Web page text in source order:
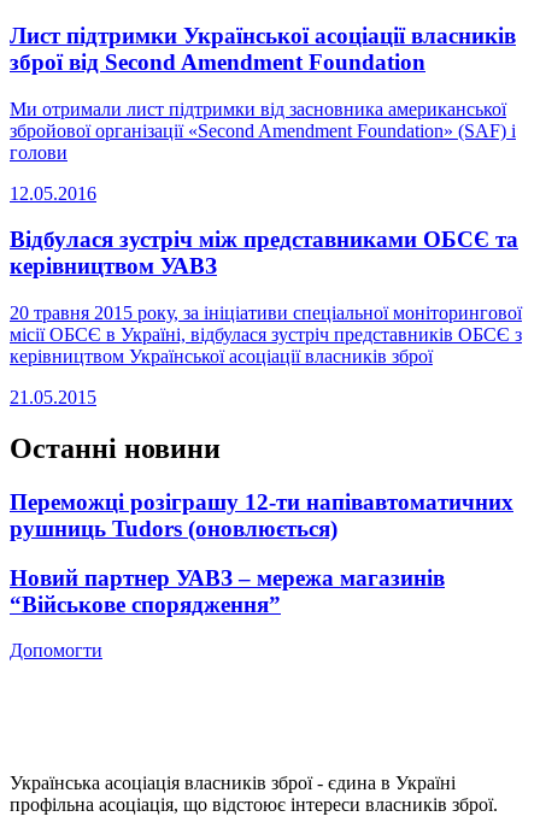
Лист підтримки Української асоціації власників
зброї від Second Amendment Foundation
Ми отримали лист підтримки від засновника американської
збройової організації «Second Amendment Foundation» (SAF) і
голови
12.05.2016
Відбулася зустріч між представниками ОБСЄ та
керівництвом УАВЗ
20 травня 2015 року, за ініціативи спеціальної моніторингової
місії ОБСЄ в Україні, відбулася зустріч представників ОБСЄ з
керівництвом Української асоціації власників зброї
21.05.2015
Останні новини
Переможці розіграшу 12-ти напівавтоматичних
рушниць Tudors (оновлюється)
Новий партнер УАВЗ – мережа магазинів
“Військове спорядження”
Допомогти
Українська асоціація власників зброї - єдина в Україні
профільна асоціація, що відстоює інтереси власників зброї.